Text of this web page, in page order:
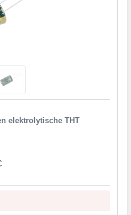
elektrolytische THT